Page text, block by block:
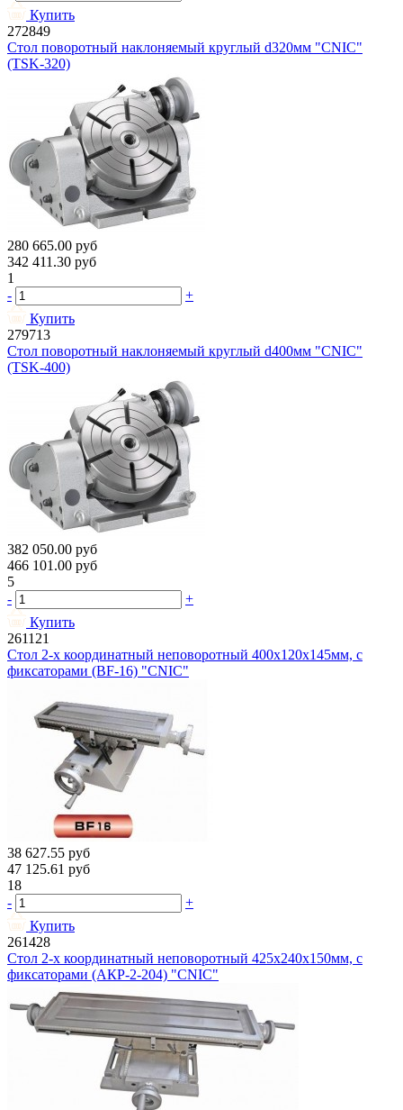
Купить
272849
Стол поворотный наклоняемый круглый d320мм "CNIC"
(TSK-320)
280 665.00 руб
342 411.30 руб
1
-
+
Купить
279713
Стол поворотный наклоняемый круглый d400мм "CNIC"
(TSK-400)
382 050.00 руб
466 101.00 руб
5
-
+
Купить
261121
Стол 2-х координатный неповоротный 400х120х145мм, с
фиксаторами (BF-16) "CNIC"
38 627.55 руб
47 125.61 руб
18
-
+
Купить
261428
Стол 2-х координатный неповоротный 425х240х150мм, с
фиксаторами (АКР-2-204) "CNIC"